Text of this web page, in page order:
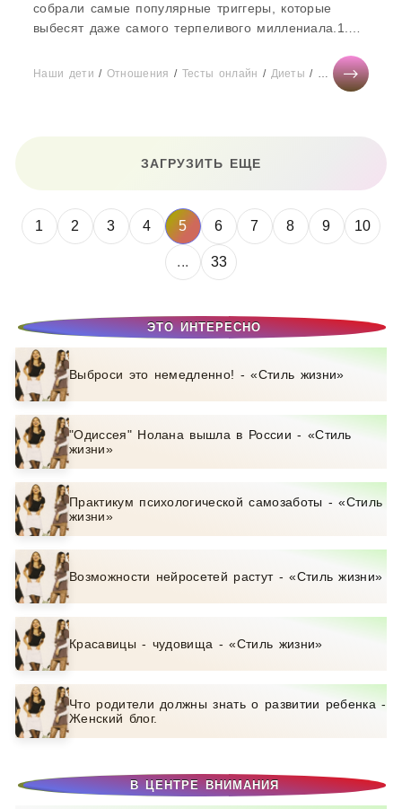
ЭТО ИНТЕРЕСНО
Выброси это немедленно! - «Стиль жизни»
"Одиссея" Нолана вышла в России - «Стиль
жизни»
Практикум психологической самозаботы - «Стиль
жизни»
Возможности нейросетей растут - «Стиль жизни»
Красавицы - чудовища - «Стиль жизни»
Что родители должны знать о развитии ребенка -
Женский блог.
В ЦЕНТРЕ ВНИМАНИЯ
собрали самые популярные триггеры, которые
выбесят даже самого терпеливого миллениала.1.
Наши дети / Отношения / Тесты онлайн / Диеты / Карьера/
ЗАГРУЗИТЬ ЕЩЕ
1 2 3 4 5 6 7 8 9 10
... 33